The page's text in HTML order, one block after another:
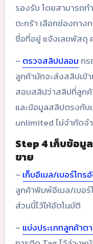
รองรับ โดยสามารถท
ตะกร้า เลือกช่องทาง
ชื่อที่อยู่ แจ้งเลขพัสดุ
– ตรวจสลิปปลอมก
ลูกค้ามักจะส่งสลิปเข้
สอบสลิปว่าสลิปที่ลูก
และข้อมูลสลิปตรงกับ
unlimited ไม่จำกัดจ
Step 4 เก็บข้อมู
ขาย
– เก็บอีเมล/เบอร์โท
ลูกค้าพิมพ์อีเมล/เบอร์
ส่วนนี้ไว้ให้อัตโนมัติ
– แบ่งประเภทลูกค้าต